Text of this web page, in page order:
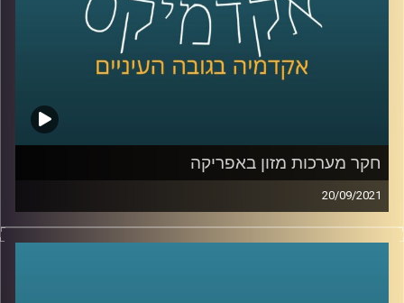
לשיחה עם ד"ר אביב גאון בנושא דיני זכויות היוצרים בעידן
הבינה המלאכותית:לחצו כאן
לשיחה עם ד"ר אביב גאון בנושא תיקי פייסבוק והקשר בין
קרדיט תמונות:AudioVersity
חקר מערכות מזון באפריקה
20/09/2021
צרויה קלבאו שבח, יועצת לאיכות סביבה מדיניות ואסטרטגיה,
המלמדת בביה"ס לקיימות ואונ' ת"א, חברת מחקר יישומי